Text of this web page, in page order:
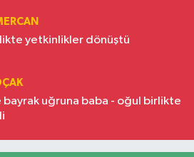
yetkinlikler dönüştü
bayrak uğruna baba - oğul birlikte